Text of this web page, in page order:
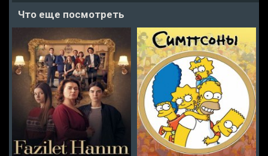
Что еще посмотреть